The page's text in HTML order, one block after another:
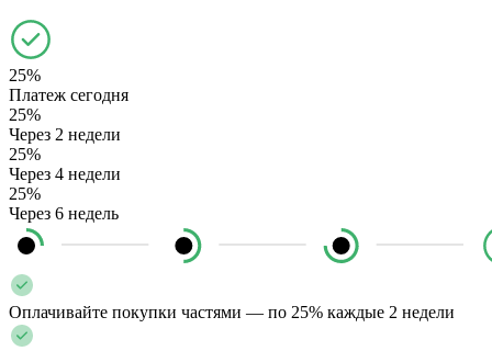
25%
Платеж сегодня
25%
Через 2 недели
25%
Через 4 недели
25%
Через 6 недель
Оплачивайте покупки частями — по 25% каждые 2 недели